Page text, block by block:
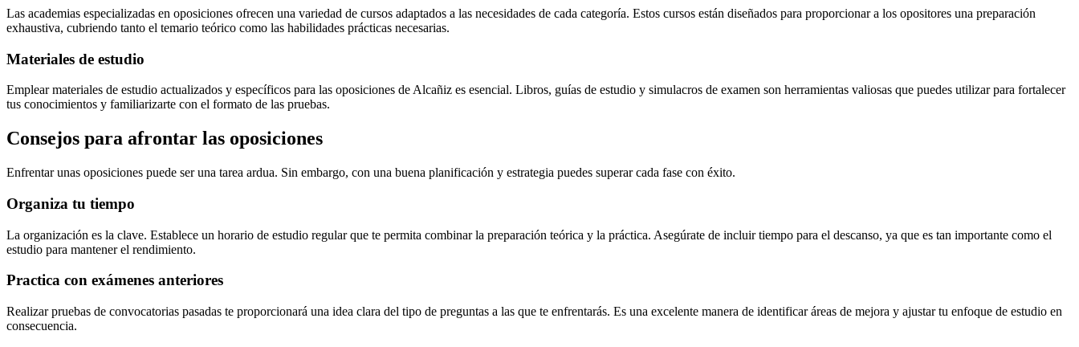
Las academias especializadas en oposiciones ofrecen una variedad de cursos adaptados a las necesidades de cada categoría. Estos cursos están diseñados para proporcionar a los opositores una preparación
exhaustiva, cubriendo tanto el temario teórico como las habilidades prácticas necesarias.
Materiales de estudio
Emplear materiales de estudio actualizados y específicos para las oposiciones de Alcañiz es esencial. Libros, guías de estudio y simulacros de examen son herramientas valiosas que puedes utilizar para fortalecer
tus conocimientos y familiarizarte con el formato de las pruebas.
Consejos para afrontar las oposiciones
Enfrentar unas oposiciones puede ser una tarea ardua. Sin embargo, con una buena planificación y estrategia puedes superar cada fase con éxito.
Organiza tu tiempo
La organización es la clave. Establece un horario de estudio regular que te permita combinar la preparación teórica y la práctica. Asegúrate de incluir tiempo para el descanso, ya que es tan importante como el
estudio para mantener el rendimiento.
Practica con exámenes anteriores
Realizar pruebas de convocatorias pasadas te proporcionará una idea clara del tipo de preguntas a las que te enfrentarás. Es una excelente manera de identificar áreas de mejora y ajustar tu enfoque de estudio en
consecuencia.